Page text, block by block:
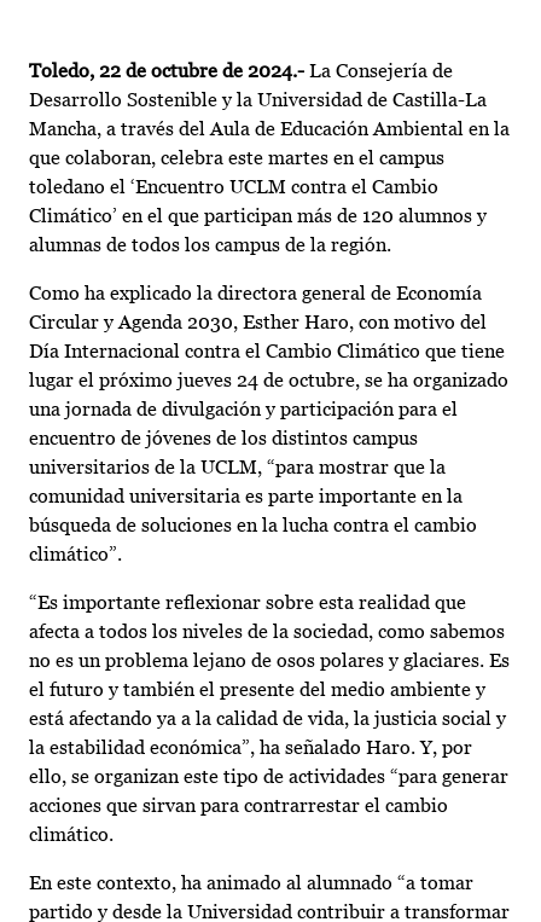
Toledo, 22 de octubre de 2024.- La Consejería de
Desarrollo Sostenible y la Universidad de Castilla-La
Mancha, a través del Aula de Educación Ambiental en la
que colaboran, celebra este martes en el campus
toledano el ‘Encuentro UCLM contra el Cambio
Climático’ en el que participan más de 120 alumnos y
alumnas de todos los campus de la región.
Como ha explicado la directora general de Economía
Circular y Agenda 2030, Esther Haro, con motivo del
Día Internacional contra el Cambio Climático que tiene
lugar el próximo jueves 24 de octubre, se ha organizado
una jornada de divulgación y participación para el
encuentro de jóvenes de los distintos campus
universitarios de la UCLM, “para mostrar que la
comunidad universitaria es parte importante en la
búsqueda de soluciones en la lucha contra el cambio
climático”.
“Es importante reflexionar sobre esta realidad que
afecta a todos los niveles de la sociedad, como sabemos
no es un problema lejano de osos polares y glaciares. Es
el futuro y también el presente del medio ambiente y
está afectando ya a la calidad de vida, la justicia social y
la estabilidad económica”, ha señalado Haro. Y, por
ello, se organizan este tipo de actividades “para generar
acciones que sirvan para contrarrestar el cambio
climático.
En este contexto, ha animado al alumnado “a tomar
partido y desde la Universidad contribuir a transformar